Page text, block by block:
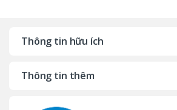
Thông tin hữu ích
Thông tin thêm